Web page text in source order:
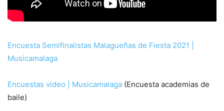
Encuesta Semifinalistas Malagueñas de Fiesta 2021 |
Musicamalaga
Encuestas vídeo | Musicamalaga (Encuesta academias de
baile)